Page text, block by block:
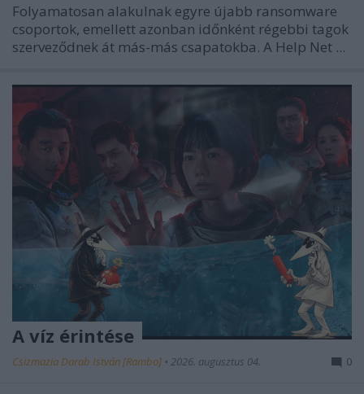
Folyamatosan alakulnak egyre újabb ransomware
csoportok, emellett azonban időnként régebbi tagok
szerveződnek át más-más csapatokba. A Help Net ...
A víz érintése
Csizmazia Darab István [Rambo] • 2026. augusztus 04. 0